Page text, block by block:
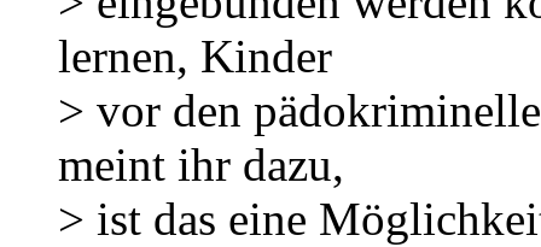
lernen, Kinder
> vor den
meint ihr dazu,
> ist das eine